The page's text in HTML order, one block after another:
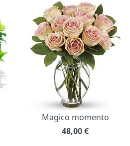
Magico momento
48,00€